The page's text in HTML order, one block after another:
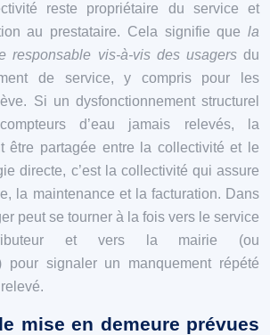
reste propriétaire du service et
au prestataire. Cela signifie que la
responsable vis-à-vis des usagersdu
de service, y compris pour les
Si un dysfonctionnement structurel
d’eau jamais relevés, la
être partagée entre la collectivité et le
directe, c’est la collectivité qui assure
la maintenance et la facturation. Dans
peut se tourner à la fois vers le service
et vers la mairie (ou
pour signaler un manquement répété
mise en demeure prévues